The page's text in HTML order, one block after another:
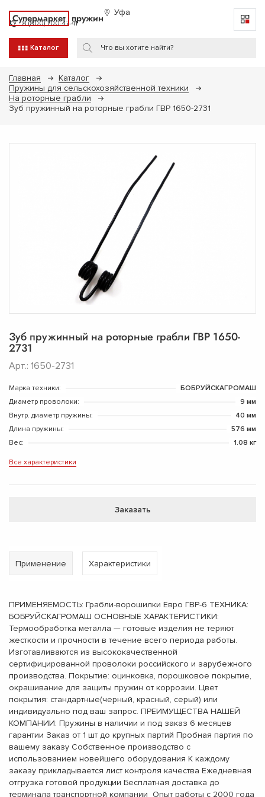
Супермаркет пружин Уфа
8 (800) 700-47-41
Каталог
Главная
Каталог
Пружины для сельскохозяйственной техники
На роторные грабли
Зуб пружинный на роторные грабли ГВР 1650-2731
Зуб пружинный на роторные грабли ГВР 1650-
2731
Арт.: 1650-2731
Марка техники:
БОБРУЙСКАГРОМАШ
Диаметр проволоки:
9 мм
Внутр. диаметр пружины:
40 мм
Длина пружины:
576 мм
Вес:
1.08 кг
Все характеристики
Заказать
Применение Характеристики
ПРИМЕНЯЕМОСТЬ: Грабли-ворошилки Евро ГВР-6 ТЕХНИКА:
БОБРУЙСКАГРОМАШ ОСНОВНЫЕ ХАРАКТЕРИСТИКИ:
Термообработка металла — готовые изделия не теряют
жесткости и прочности в течение всего периода работы.
Изготавливаются из высококачественной
сертифицированной проволоки российского и зарубежного
производства. Покрытие: оцинковка, порошковое покрытие,
окрашивание для защиты пружин от коррозии. Цвет
покрытия: стандартные(черный, красный, серый) или
индивидуально под ваш запрос. ПРЕИМУЩЕСТВА НАШЕЙ
КОМПАНИИ: Пружины в наличии и под заказ 6 месяцев
гарантии Заказ от 1 шт до крупных партий Пробная партия по
вашему заказу Собственное производство с
использованием новейшего оборудования К каждому
заказу прикладывается лист контроля качества Ежедневная
отгрузка готовой продукции Бесплатная доставка до
терминала транспортной компании Опыт работы с 2000 года